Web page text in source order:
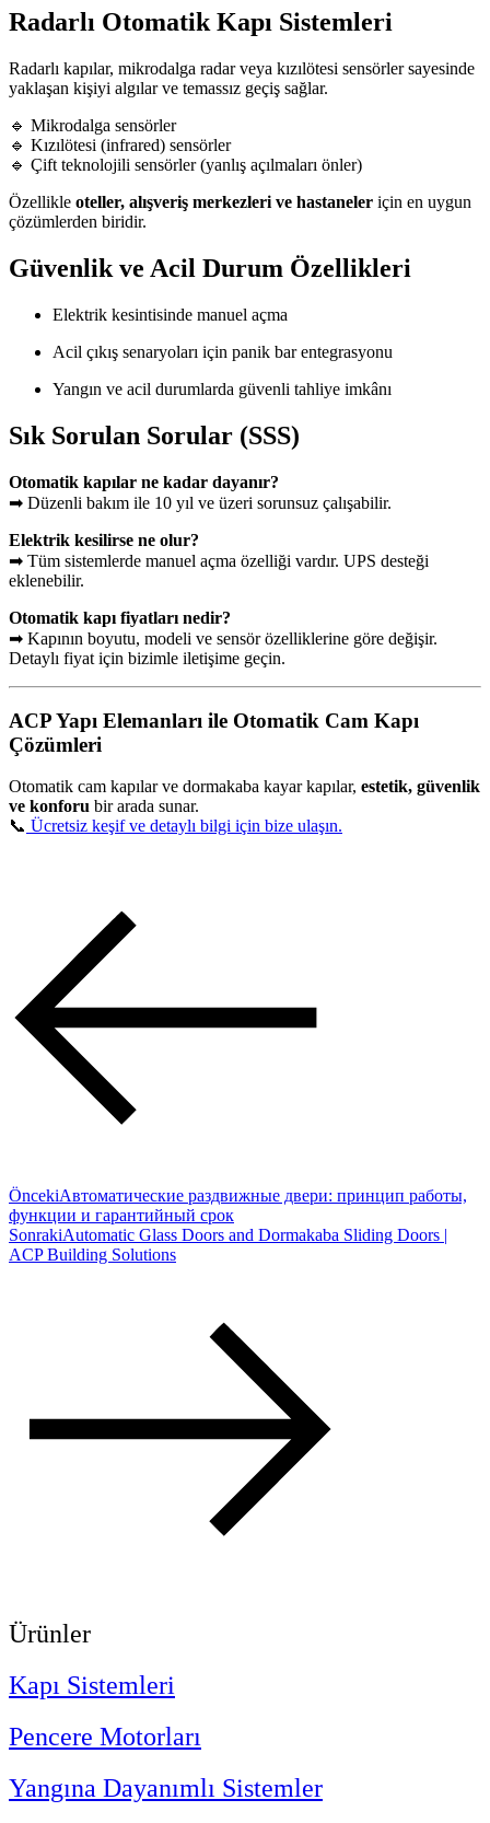
Radarlı Otomatik Kapı Sistemleri
Radarlı kapılar, mikrodalga radar veya kızılötesi sensörler sayesinde
yaklaşan kişiyi algılar ve temassız geçiş sağlar.
🔹 Mikrodalga sensörler
🔹 Kızılötesi (infrared) sensörler
🔹 Çift teknolojili sensörler (yanlış açılmaları önler)
Özellikle oteller, alışveriş merkezleri ve hastaneler için en uygun
çözümlerden biridir.
Güvenlik ve Acil Durum Özellikleri
Elektrik kesintisinde manuel açma
Acil çıkış senaryoları için panik bar entegrasyonu
Yangın ve acil durumlarda güvenli tahliye imkânı
Sık Sorulan Sorular (SSS)
Otomatik kapılar ne kadar dayanır?
➡ Düzenli bakım ile 10 yıl ve üzeri sorunsuz çalışabilir.
Elektrik kesilirse ne olur?
➡ Tüm sistemlerde manuel açma özelliği vardır. UPS desteği
eklenebilir.
Otomatik kapı fiyatları nedir?
➡ Kapının boyutu, modeli ve sensör özelliklerine göre değişir.
Detaylı fiyat için bizimle iletişime geçin.
ACP Yapı Elemanları ile Otomatik Cam Kapı
Çözümleri
Otomatik cam kapılar ve dormakaba kayar kapılar, estetik, güvenlik
ve konforu bir arada sunar.
📞 Ücretsiz keşif ve detaylı bilgi için bize ulaşın.
ÖncekiАвтоматические раздвижные двери: принцип работы,
функции и гарантийный срок
SonrakiAutomatic Glass Doors and Dormakaba Sliding Doors |
ACP Building Solutions
Ürünler
Kapı Sistemleri
Pencere Motorları
Yangına Dayanımlı Sistemler